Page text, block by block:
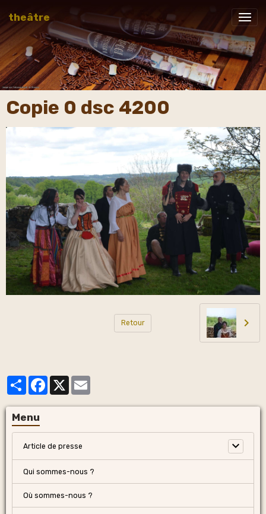
theâtre
Copie 0 dsc 4200
Retour
PartagerFacebook
Menu
Article de presse
Qui sommes-nous ?
Où sommes-nous ?